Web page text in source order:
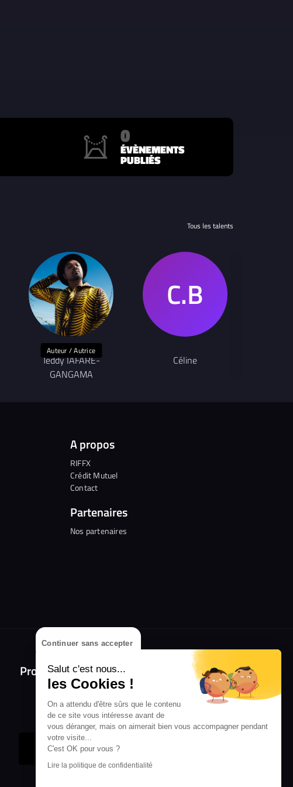
Continuer sans accepter
Salut c'est nous...
les Cookies !
On a attendu d'être sûrs que le contenu
de ce site vous intéresse avant de
vous déranger, mais on aimerait bien vous accompagner pendant
votre visite...
C'est OK pour vous ?
Lire la politique de confidentialité
0
ÉVÈNEMENTS
PUBLIÉS
Tous les talents
Auteur / Autrice
Teddy IAFARE-
GANGAMA
Céline
A propos
RIFFX
Crédit Mutuel
Contact
Partenaires
Nos partenaires
Prolongez l'expérience avec l'application
RIFFX !
Disponible sur l'App Store et Google Play